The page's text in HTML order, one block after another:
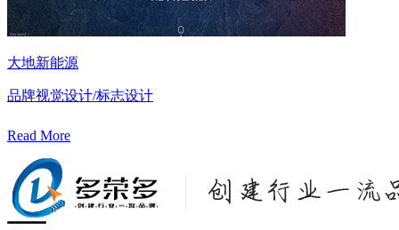
大地新能源
品牌视觉设计/标志设计
Read More